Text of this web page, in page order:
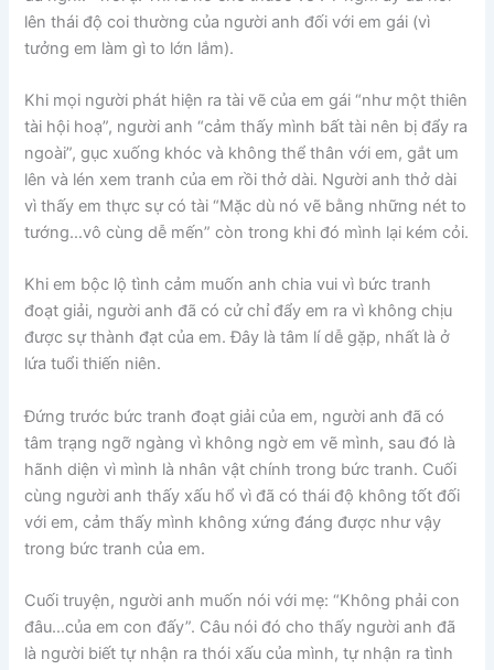
lên thái độ coi thường của người anh đối với em gái (vì
tưởng em làm gì to lớn lắm).
Khi mọi người phát hiện ra tài vẽ của em gái “như một thiên
tài hội hoạ”, người anh “cảm thấy mình bất tài nên bị đẩy ra
ngoài”, gục xuống khóc và không thể thân với em, gắt um
lên và lén xem tranh của em rồi thở dài. Người anh thở dài
vì thấy em thực sự có tài “Mặc dù nó vẽ bằng những nét to
tướng…vô cùng dễ mến” còn trong khi đó mình lại kém cỏi.
Khi em bộc lộ tình cảm muốn anh chia vui vì bức tranh
đoạt giải, người anh đã có cử chỉ đẩy em ra vì không chịu
được sự thành đạt của em. Đây là tâm lí dễ gặp, nhất là ở
lứa tuổi thiến niên.
Đứng trước bức tranh đoạt giải của em, người anh đã có
tâm trạng ngỡ ngàng vì không ngờ em vẽ mình, sau đó là
hãnh diện vì mình là nhân vật chính trong bức tranh. Cuối
cùng người anh thấy xấu hổ vì đã có thái độ không tốt đối
với em, cảm thấy mình không xứng đáng được như vậy
trong bức tranh của em.
Cuối truyện, người anh muốn nói với mẹ: “Không phải con
đâu…của em con đấy”. Câu nói đó cho thấy người anh đã
là người biết tự nhận ra thói xấu của mình, tự nhận ra tình